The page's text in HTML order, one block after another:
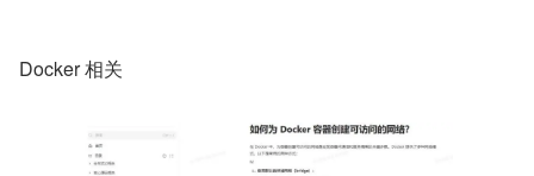
Docker 相关